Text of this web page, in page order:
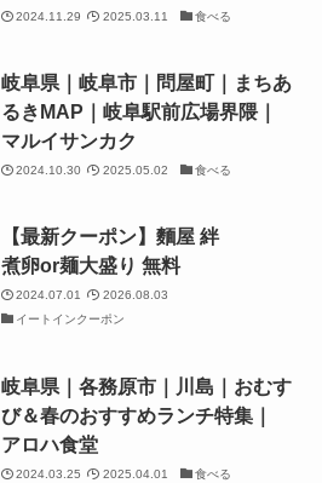
2024.11.29 2025.03.11 食べる
岐阜県｜岐阜市｜問屋町｜まちあ
るきMAP｜岐阜駅前広場界隈｜
マルイサンカク
2024.10.30 2025.05.02 食べる
【最新クーポン】麵屋 絆
煮卵or麺大盛り 無料
2024.07.01
2026.08.03
イートインクーポン
岐阜県｜各務原市｜川島｜おむす
び＆春のおすすめランチ特集｜
アロハ食堂
2024.03.25 2025.04.01 食べる